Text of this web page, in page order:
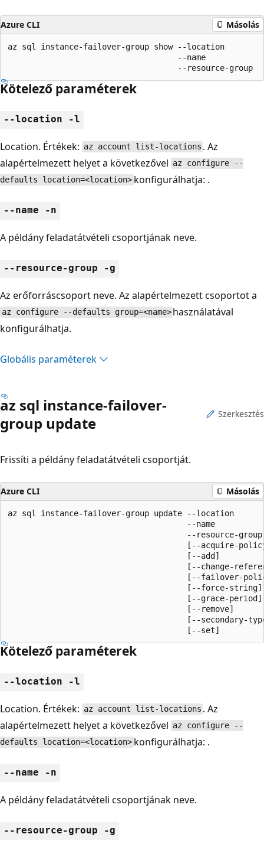
Azure CLI Másolás
az sql instance-failover-group show --location
                                    --name
                                    --resource-group
Kötelező paraméterek
--location -l
Location. Értékek: az account list-locations . Az
alapértelmezett helyet a következővel az configure --
defaults location=<location> konfigurálhatja: .
--name -n
A példány feladatátvételi csoportjának neve.
--resource-group -g
Az erőforráscsoport neve. Az alapértelmezett csoportot a
az configure --defaults group=<name> használatával
konfigurálhatja.
Globális paraméterek
az sql instance-failover-
group update
Szerkesztés
Frissíti a példány feladatátvételi csoportját.
Azure CLI Másolás
az sql instance-failover-group update --location
                                      --name
                                      --resource-group
[--acquire-
                                      [--add]
[--change-
[--failover-
                                      [--force-string]
                                      [--grace-period]
                                      [--remove]
[--secondary-
                                      [--set]
Kötelező paraméterek
--location -l
Location. Értékek: az account list-locations . Az
alapértelmezett helyet a következővel az configure --
defaults location=<location> konfigurálhatja: .
--name -n
A példány feladatátvételi csoportjának neve.
--resource-group -g